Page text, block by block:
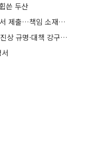
쓴 두산
여야, '투표용지 부족' 국정조사 요구서 제출…책임 소재는 충돌
李 “투표지 부족, 어처구니없는 일…진상 규명·대책 강구해야”